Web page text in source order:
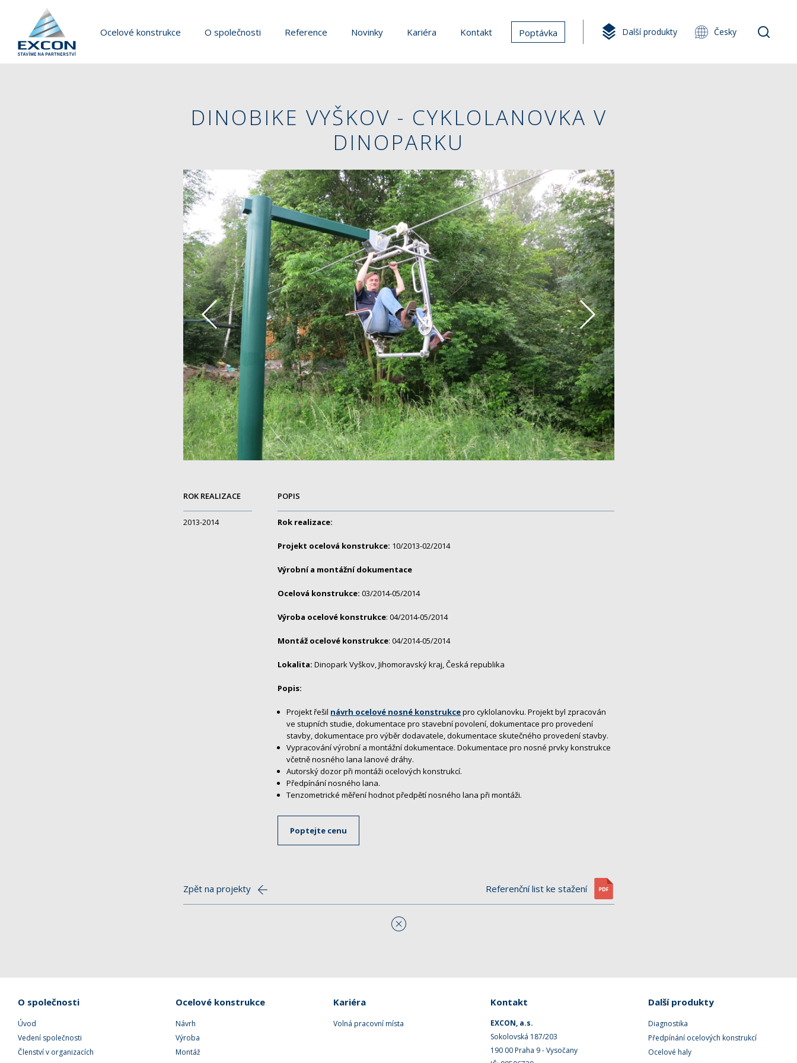
Ocelové konstrukce O společnosti Reference Novinky Kariéra Kontakt Poptávka Další produkty Česky
DINOBIKE VYŠKOV - CYKLOLANOVKA V
DINOPARKU
ROK REALIZACE
2013-2014
POPIS
Rok realizace:
Projekt ocelová konstrukce: 10/2013-02/2014
Výrobní a montážní dokumentace
Ocelová konstrukce: 03/2014-05/2014
Výroba ocelové konstrukce: 04/2014-05/2014
Montáž ocelové konstrukce: 04/2014-05/2014
Lokalita: Dinopark Vyškov, Jihomoravský kraj, Česká republika
Popis:
Projekt řešil návrh ocelové nosné konstrukcepro cyklolanovku. Projekt byl zpracován
ve stupních studie, dokumentace pro stavební povolení, dokumentace pro provedení
stavby, dokumentace pro výběr dodavatele, dokumentace skutečného provedení stavby.
Vypracování výrobní a montážní dokumentace. Dokumentace pro nosné prvky konstrukce
včetně nosného lana lanové dráhy.
Autorský dozor při montáži ocelových konstrukcí.
Předpínání nosného lana.
Tenzometrické měření hodnot předpětí nosného lana při montáži.
Poptejte cenu
Zpět na projekty Referenční list ke stažení
O společnosti
Úvod
Vedení společnosti
Členství v organizacích
Ocelové konstrukce
Návrh
Výroba
Montáž
Kariéra
Volná pracovní místa
Kontakt
EXCON, a.s.
Sokolovská 187/203
190 00 Praha 9 - Vysočany
Další produkty
Diagnostika
Předpínání ocelových konstrukcí
Ocelové haly